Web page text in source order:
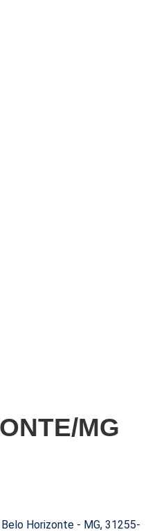
MG
Horizonte - MG, 31255-